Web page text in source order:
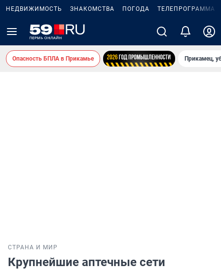
НЕДВИЖИМОСТЬ ЗНАКОМСТВА ПОГОДА ТЕЛЕПРОГРАММА
Опасность БПЛА в Прикамье Прикамец,
СТРАНА И МИР
Крупнейшие аптечные сети